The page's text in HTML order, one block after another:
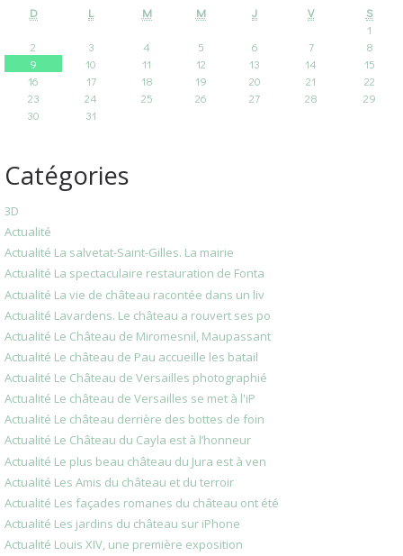
D L M M J V
S
1
2
3 4 5 6 7
8
9
10 11 12 13 14
15
16
17 18 19 20 21
22
23
24 25 26 27 28
29
30
31
Catégories
3D
Actualité
Actualité La salvetat-Saint-Gilles. La mairie
Actualité La spectaculaire restauration de Fonta
Actualité La vie de château racontée dans un liv
Actualité Lavardens. Le château a rouvert ses po
Actualité Le Château de Miromesnil, Maupassant
Actualité Le château de Pau accueille les batail
Actualité Le Château de Versailles photographié
Actualité Le château de Versailles se met à l'iP
Actualité Le château derrière des bottes de foin
Actualité Le Château du Cayla est à l’honneur
Actualité Le plus beau château du Jura est à ven
Actualité Les Amis du château et du terroir
Actualité Les façades romanes du château ont été
Actualité Les jardins du château sur iPhone
Actualité Louis XIV, une première exposition